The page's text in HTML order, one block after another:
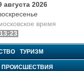
августа 2026
время
13:23
ТУРИЗМ
ПРОИСШЕСТВИЯ